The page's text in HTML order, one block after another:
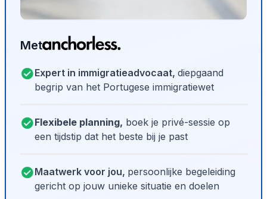
Met
Expert in immigratieadvocaat, diepgaand
begrip van het Portugese immigratiewet
Flexibele planning, boek je privé-sessie op
een tijdstip dat het beste bij je past
Maatwerk voor jou, persoonlijke begeleiding
gericht op jouw unieke situatie en doelen